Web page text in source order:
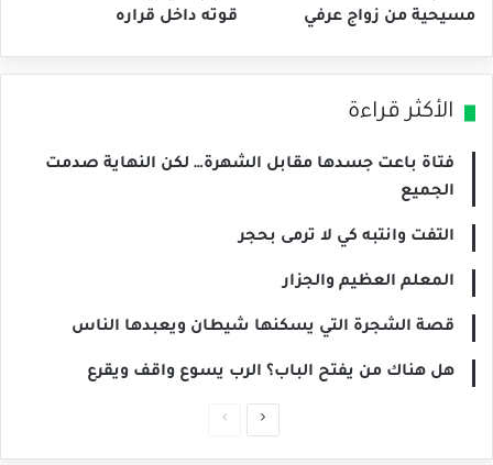
مسيحية من زواج عرفي
قوته داخل قراره
الأكثر قراءة
فتاة باعت جسدها مقابل الشهرة… لكن النهاية صدمت
الجميع
التفت وانتبه كي لا ترمى بحجر
المعلم العظيم والجزار
قصة الشجرة التي يسكنها شيطان ويعبدها الناس
هل هناك من يفتح الباب؟ الرب يسوع واقف ويقرع
الصفحةالصفحة